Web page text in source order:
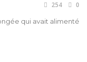
254 0
qui avait alimenté